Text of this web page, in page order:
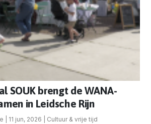
SOUK brengt de WANA-
in Leidsche Rijn
11 jun, 2026 Cultuur & vrije tijd